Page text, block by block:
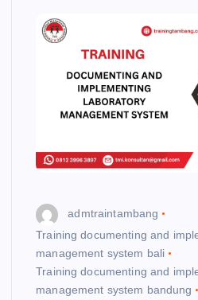
admtraintambang
Training documenting and
management system bali
Training documenting and
management system bandung